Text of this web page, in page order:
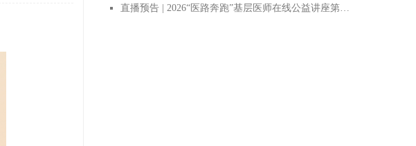
直播预告 | 2026“医路奔跑”基层医师在线公益讲座第二期——新生育形势下，产科急危重症快速反应体系构建与实战救治（产房安全角度）